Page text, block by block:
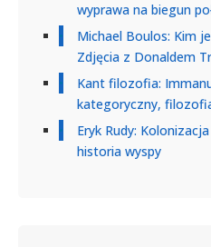
wyprawa na biegun
Michael Boulos: Kim
Zdjęcia z Donaldem
Kant filozofia:
kategoryczny,
Eryk Rudy:
historia wyspy